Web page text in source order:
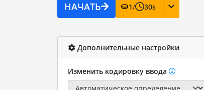
НАЧАТЬ 1/ 30s
Дополнительные настройки
Изменить кодировку ввода